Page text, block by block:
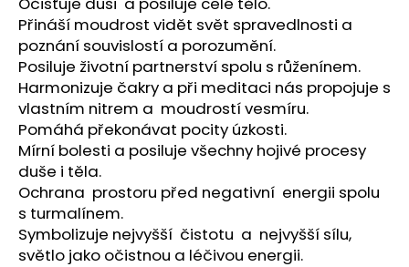
Přináší moudrost vidět svět spravedlnosti a
poznání souvislostí a porozumění.
Posiluje životní partnerství spolu s růženínem.
Harmonizuje čakry a při meditaci nás propojuje s
vlastním nitrem a moudrostí vesmíru.
Pomáhá překonávat pocity úzkosti.
Mírní bolesti a posiluje všechny hojivé procesy
duše i těla.
Ochrana prostoru před negativní energii spolu
s turmalínem.
Symbolizuje nejvyšší čistotu a nejvyšší sílu,
světlo jako očistnou a léčivou energii.